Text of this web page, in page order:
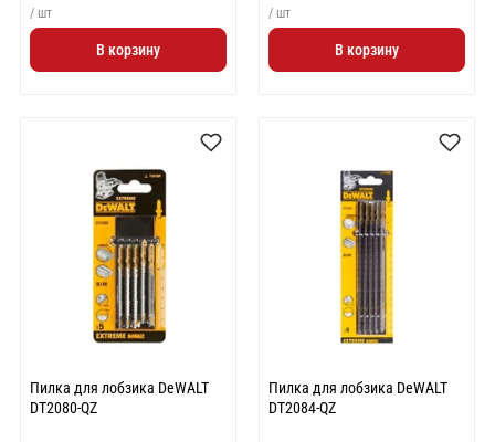
/ шт
В корзину
/ шт
В корзину
Пилка для лобзика DeWALT
DT2080-QZ
Пилка для лобзика DeWALT
DT2084-QZ